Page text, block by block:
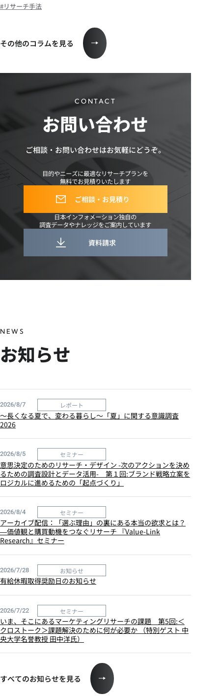
リサーチ手法
その他のコラムを見る
CONTACT
お問い合わせ
ご相談・お問い合わせはお気軽にどうぞ。
目的やニーズに最適なリサーチプランを
無料でお見積りいたします
ご相談・お見積り
日本インフォメーション独自の
調査データやナレッジをご案内しています
資料請求
NEWS
お知らせ
2026/8/7 レポート
～長くなる夏で、変わる暮らし～「夏」に関する意識調査
2026
2026/8/5 セミナー
意思決定のためのリサーチ・デザイン -次のアクションを決め
るための調査設計とデータ活用- 第１回:ブランド戦略立案を
ロジカルに進めるための「起点づくり」
2026/8/4 セミナー
アーカイブ配信：「選ぶ理由」の裏にある本当の欲求とは？
―価値観と購買動機をつなぐリサーチ 『Value-Link
Research』セミナー
2026/7/28 お知らせ
有給休暇取得奨励日のお知らせ
2026/7/22 セミナー
いま、そこにあるマーケティングリサーチの課題 第5回:＜
クロストーク＞課題解決のために何が必要か （特別ゲスト 中
央大学名誉教授 田中洋氏）
すべてのお知らせを見る